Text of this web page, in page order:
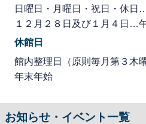
日曜日・月曜日・祝日・休日
１２月２８日及び１月４日…
休館日
館内整理日（原則毎月第３木
年末年始
お知らせ・イベント一覧